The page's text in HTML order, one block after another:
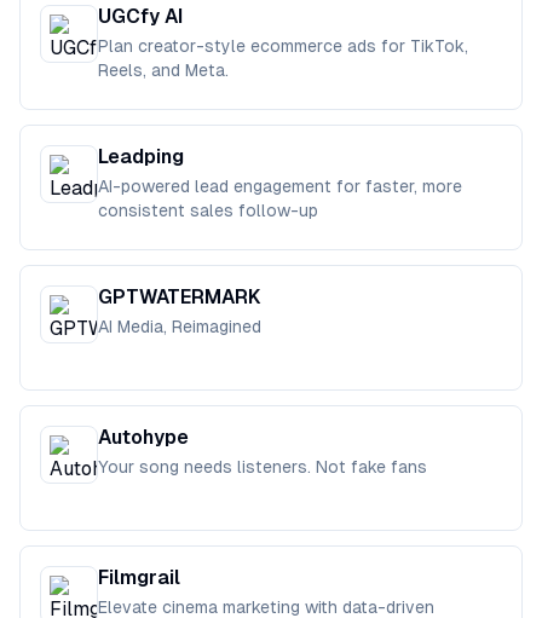
UGCfy AI
Plan creator-style ecommerce ads for TikTok,
Reels, and Meta.
Leadping
AI-powered lead engagement for faster, more
consistent sales follow-up
GPTWATERMARK
AI Media, Reimagined
Autohype
Your song needs listeners. Not fake fans
Filmgrail
Elevate cinema marketing with data-driven